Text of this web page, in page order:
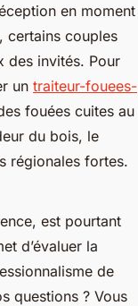
en moment
certains couples
des invités. Pour
un traiteur-fouees-
fouées cuites au
du bois, le
régionales fortes.
est pourtant
d’évaluer la
de
questions ? Vous